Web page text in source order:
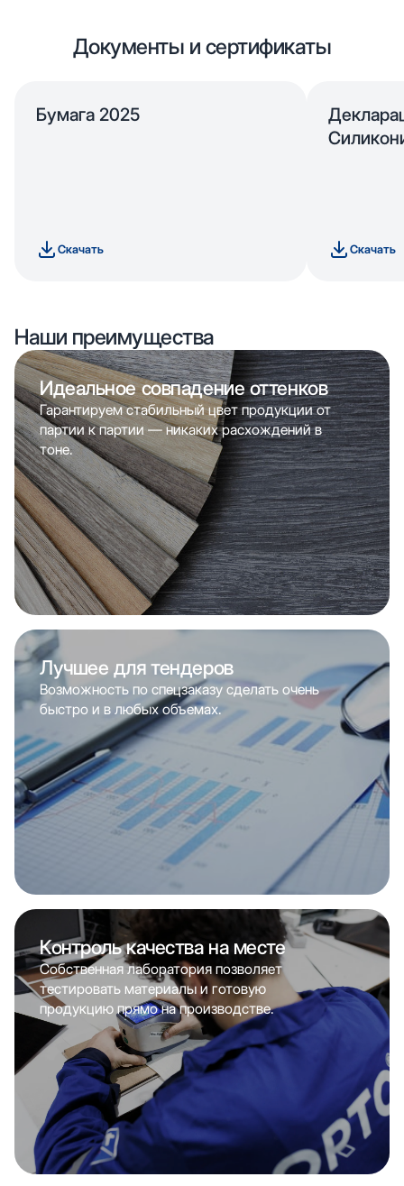
Документы и сертификаты
Бумага 2025
Скачать Скачать
Наши преимущества
Идеальное совпадение оттенков
Гарантируем стабильный цвет продукции от
партии к партии — никаких расхождений в
тоне.
Лучшее для тендеров
Возможность по спецзаказу сделать очень
быстро и в любых объемах.
Контроль качества на месте
Собственная лаборатория позволяет
тестировать материалы и готовую
продукцию прямо на производстве.